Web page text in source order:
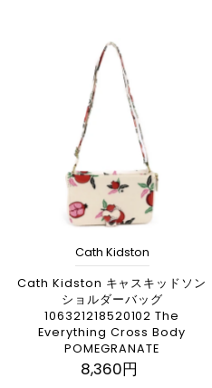
Cath Kidston
Cath Kidston キャスキッドソン
ショルダーバッグ
106321218520102 The
Everything Cross Body
POMEGRANATE
8,360円